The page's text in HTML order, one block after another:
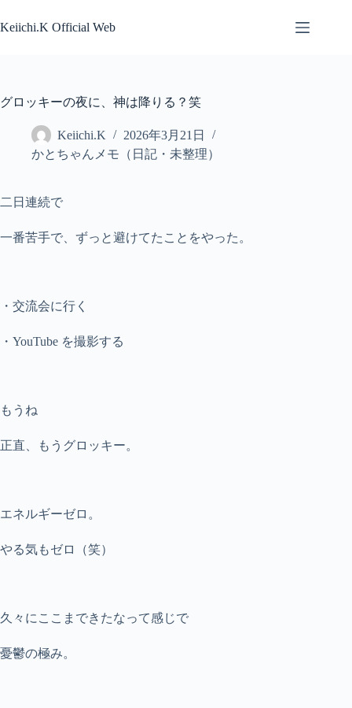
ン
ス
Keiichi.K Official Web
グロッキーの夜に、神は降りる？笑
Keiichi.K
2026年3月21日
かとちゃんメモ（日記・未整理）
二日連続で
一番苦手で、ずっと避けてたことをやった。
・交流会に行く
・YouTube を撮影する
もうね
正直、もうグロッキー。
エネルギーゼロ。
やる気もゼロ（笑）
久々にここまできたなって感じで
憂鬱の極み。